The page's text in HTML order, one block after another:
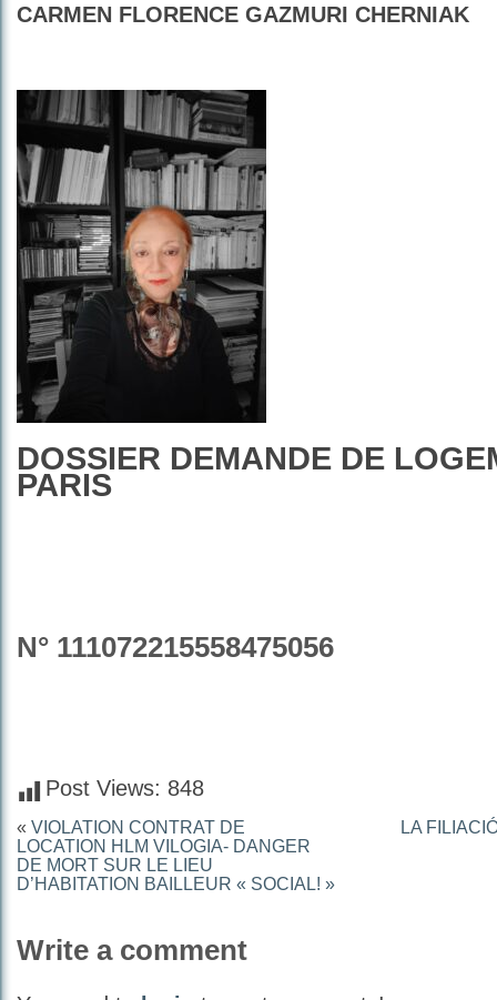
CARMEN FLORENCE GAZMURI CHERNIAK
DOSSIER DEMANDE DE
PARIS
N° 111072215558475056
Post Views: 848
« VIOLATION CONTRAT DE
LOCATION HLM VILOGIA- DANGER
DE MORT SUR LE LIEU
D’HABITATION BAILLEUR « SOCIAL! »
LA
Write a comment